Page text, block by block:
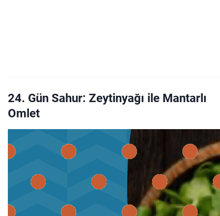
24. Gün Sahur: Zeytinyağı ile Mantarlı
Omlet